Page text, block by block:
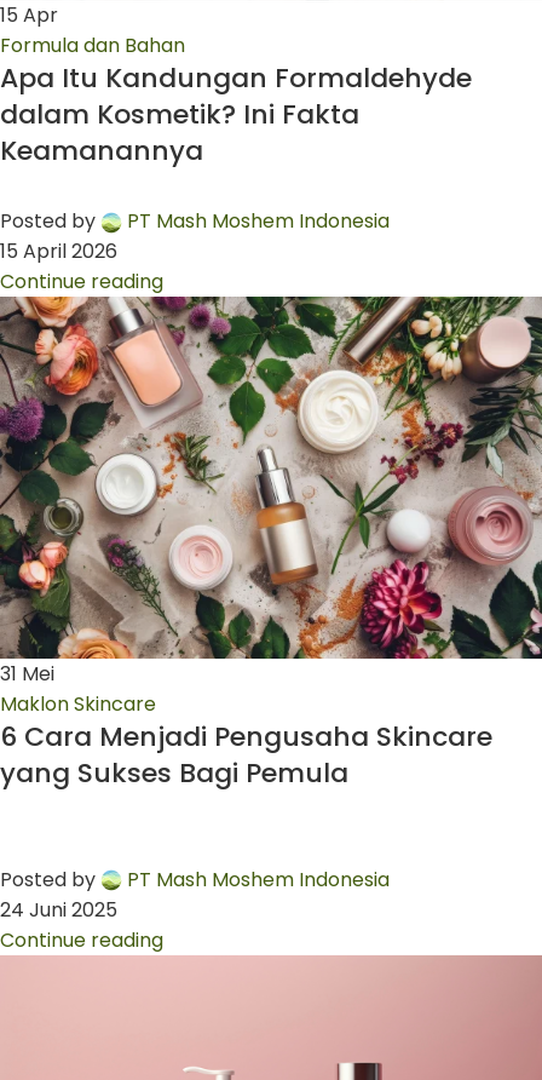
15 Apr
Formula dan Bahan
Apa Itu Kandungan Formaldehyde
dalam Kosmetik? Ini Fakta
Keamanannya
Posted by
PT Mash Moshem Indonesia
15 April 2026
Continue reading
31 Mei
Maklon Skincare
6 Cara Menjadi Pengusaha Skincare
yang Sukses Bagi Pemula
Posted by
PT Mash Moshem Indonesia
24 Juni 2025
Continue reading